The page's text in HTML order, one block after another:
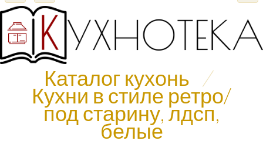
Каталог кухонь /
Кухни в стиле ретро/
под старину, лдсп,
белые